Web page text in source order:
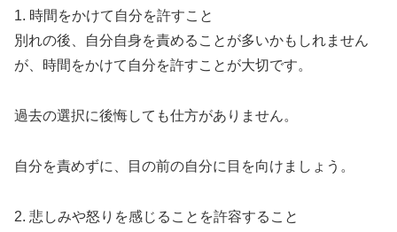
1. 時間をかけて自分を許すこと
別れの後、自分自身を責めることが多いかもしれません
が、時間をかけて自分を許すことが大切です。
過去の選択に後悔しても仕方がありません。
自分を責めずに、目の前の自分に目を向けましょう。
2. 悲しみや怒りを感じることを許容すること